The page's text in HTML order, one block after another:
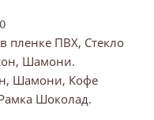
ПВХ, Стекло
Шамони.
Шамони, Кофе
Шоколад.